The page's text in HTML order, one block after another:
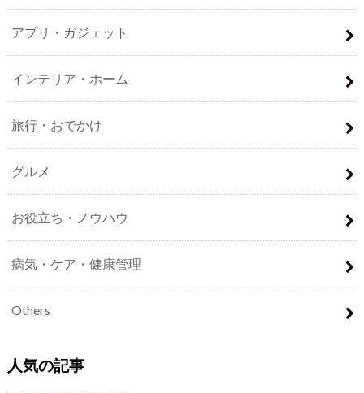
アプリ・ガジェット
インテリア・ホーム
旅行・おでかけ
グルメ
お役立ち・ノウハウ
病気・ケア・健康管理
Others
人気の記事